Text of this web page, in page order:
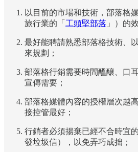
以目前的市場和技術，部落格
旅行業的「 工頭堅部落 」）的
最好能聘請熟悉部落格技術、
來規劃；
部落格行銷需要時間醞釀、口
宣傳需要；
部落格媒體內容的授權層次越
接控管最好；
行銷者必須揚棄已經不合時宜
發垃圾信），以免弄巧成拙；